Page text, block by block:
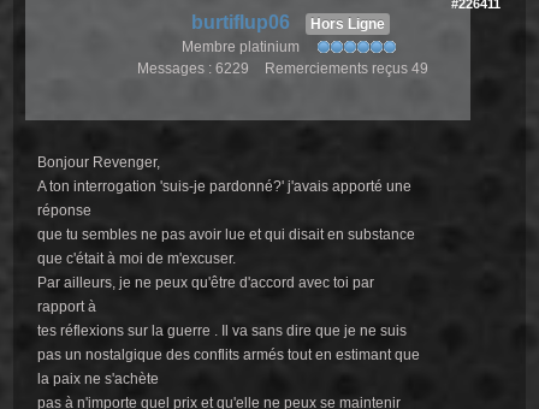
#226411
burtiflup06
Hors Ligne
Membre platinium
Messages : 6229
Remerciements reçus 49
Bonjour Revenger,
A ton interrogation 'suis-je pardonné?' j'avais apporté une
réponse
que tu sembles ne pas avoir lue et qui disait en substance
que c'était à moi de m'excuser.
Par ailleurs, je ne peux qu'être d'accord avec toi par
rapport à
tes réflexions sur la guerre . Il va sans dire que je ne suis
pas un nostalgique des conflits armés tout en estimant que
la paix ne s'achète
pas à n'importe quel prix et qu'elle ne peux se maintenir